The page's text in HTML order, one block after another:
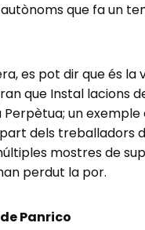
que fa un
es pot dir que és la
que Instal lacions
un exemple
dels treballadors
mostres de
perdut la por.
Panrico